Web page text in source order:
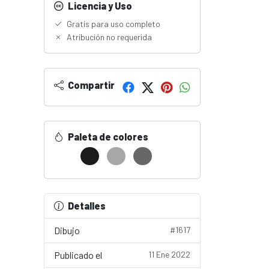
Licencia y Uso
Gratis para uso completo
Atribución no requerida
Compartir
Paleta de colores
Detalles
Dibujo #1617
Publicado el 11 Ene 2022